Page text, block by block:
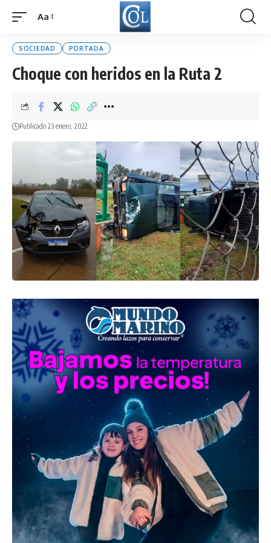
Font
Aa
SOCIEDAD PORTADA
Choque con heridos en la Ruta 2
Publicado 23 enero, 2022